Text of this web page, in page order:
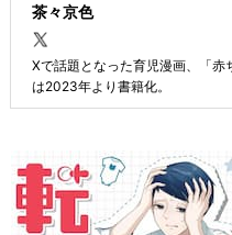
茶々京色
Xで話題となった育児漫画、「赤
は2023年より書籍化。